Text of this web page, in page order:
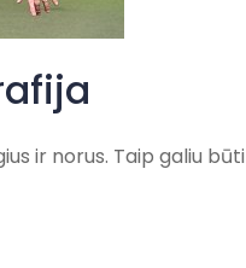
ir norus. Taip galiu